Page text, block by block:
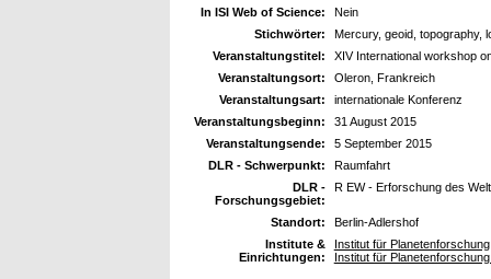
In ISI Web of Science:
Nein
Stichwörter:
Mercury, geoid, topography,
Veranstaltungstitel:
XIV International workshop
Veranstaltungsort:
Oleron, Frankreich
Veranstaltungsart:
internationale Konferenz
Veranstaltungsbeginn:
31 August 2015
Veranstaltungsende:
5 September 2015
DLR - Schwerpunkt:
Raumfahrt
DLR -
Forschungsgebiet:
R EW - Erforschung des
Standort:
Berlin-Adlershof
Institute &
Einrichtungen:
Institut für Planetenforschung
Institut für